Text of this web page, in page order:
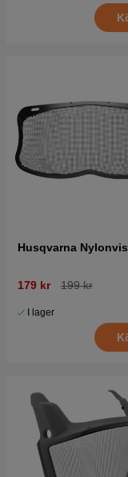
Husqvarna
179 kr 199 kr
I lager